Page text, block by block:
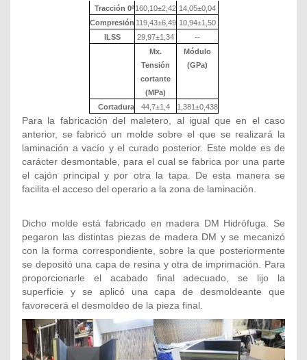
Tracción 0º160,10±2,42 14,05±0,04
Compresión 119,43±6,49 10,94±1,50
ILSS
29,97±1,34
--
Mx.
Tensión
cortante
(MPa)
Módulo
(GPa)
Cortadura 44,7±1,4 1,381±0,438
Para la fabricación del maletero, al igual que en el caso
anterior, se fabricó un molde sobre el que se realizará la
laminación a vacío y el curado posterior. Este molde es de
carácter desmontable, para el cual se fabrica por una parte
el cajón principal y por otra la tapa. De esta manera se
facilita el acceso del operario a la zona de laminación.
Dicho molde está fabricado en madera DM Hidrófuga. Se
pegaron las distintas piezas de madera DM y se mecanizó
con la forma correspondiente, sobre la que posteriormente
se depositó una capa de resina y otra de imprimación. Para
proporcionarle el acabado final adecuado, se lijo la
superficie y se aplicó una capa de desmoldeante que
favorecerá el desmoldeo de la pieza final.